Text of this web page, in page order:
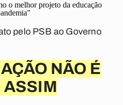
o melhor projeto da educação
pelo PSB ao Governo
NÃO É
ASSIM